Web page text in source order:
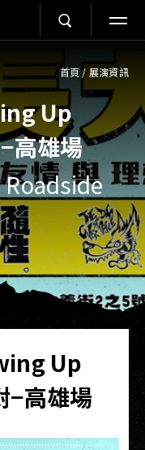
首頁 / 展演資訊
Up
高雄場
Up
−高雄場